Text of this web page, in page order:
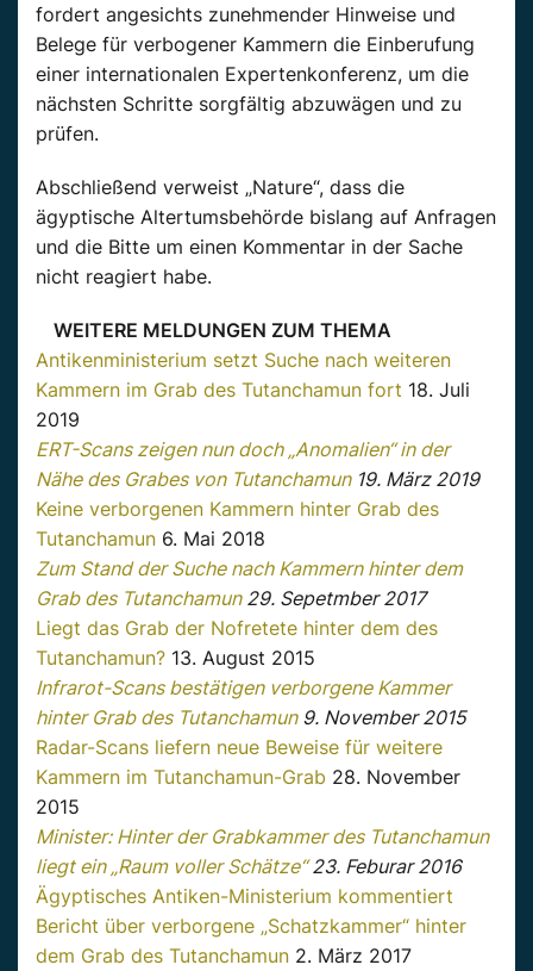
fordert angesichts zunehmender Hinweise und
Belege für verbogener Kammern die Einberufung
einer internationalen Expertenkonferenz, um die
nächsten Schritte sorgfältig abzuwägen und zu
prüfen.
Abschließend verweist „Nature“, dass die
ägyptische Altertumsbehörde bislang auf Anfragen
und die Bitte um einen Kommentar in der Sache
nicht reagiert habe.
WEITERE MELDUNGEN ZUM THEMA
Antikenministerium setzt Suche nach weiteren
Kammern im Grab des Tutanchamun fort 18. Juli
2019
ERT-Scans zeigen nun doch „Anomalien“ in der
Nähe des Grabes von Tutanchamun19. März 2019
Keine verborgenen Kammern hinter Grab des
Tutanchamun 6. Mai 2018
Zum Stand der Suche nach Kammern hinter dem
Grab des Tutanchamun29. Sepetmber 2017
Liegt das Grab der Nofretete hinter dem des
Tutanchamun? 13. August 2015
Infrarot-Scans bestätigen verborgene Kammer
hinter Grab des Tutanchamun9. November 2015
Radar-Scans liefern neue Beweise für weitere
Kammern im Tutanchamun-Grab 28. November
2015
Minister: Hinter der Grabkammer des Tutanchamun
liegt ein „Raum voller Schätze“23. Feburar 2016
Ägyptisches Antiken-Ministerium kommentiert
Bericht über verborgene „Schatzkammer“ hinter
dem Grab des Tutanchamun 2. März 2017